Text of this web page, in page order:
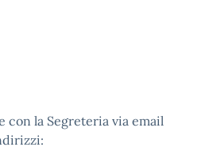
con la Segreteria via email